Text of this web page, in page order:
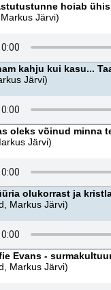
hoiab
Järvi)
kahju kui kasu...
Järvi)
oleks võinud minna
Järvi)
olukorrast ja
Markus Järvi)
Evans -
Markus Järvi)